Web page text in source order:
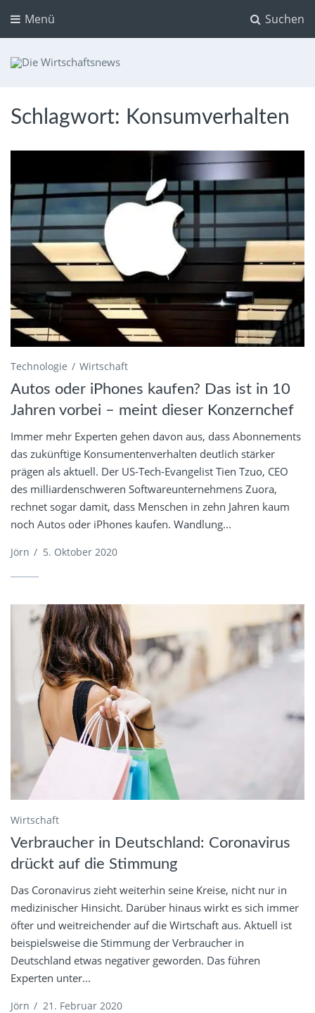
Suchen
Menü
Schlagwort: Konsumverhalten
Technologie Wirtschaft
Autos oder iPhones kaufen? Das ist in 10
Jahren vorbei – meint dieser Konzernchef
Immer mehr Experten gehen davon aus, dass Abonnements
das zukünftige Konsumentenverhalten deutlich stärker
prägen als aktuell. Der US-Tech-Evangelist Tien Tzuo, CEO
des milliardenschweren Softwareunternehmens Zuora,
rechnet sogar damit, dass Menschen in zehn Jahren kaum
noch Autos oder iPhones kaufen. Wandlung...
Jörn / 5. Oktober 2020
Wirtschaft
Verbraucher in Deutschland: Coronavirus
drückt auf die Stimmung
Das Coronavirus zieht weiterhin seine Kreise, nicht nur in
medizinischer Hinsicht. Darüber hinaus wirkt es sich immer
öfter und weitreichender auf die Wirtschaft aus. Aktuell ist
beispielsweise die Stimmung der Verbraucher in
Deutschland etwas negativer geworden. Das führen
Experten unter...
Jörn / 21. Februar 2020